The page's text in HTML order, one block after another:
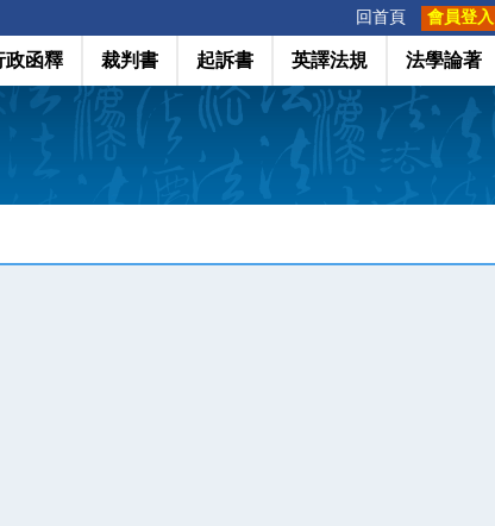
回首頁 會員登入
政函釋 裁判書 起訴書 英譯法規 法學論著